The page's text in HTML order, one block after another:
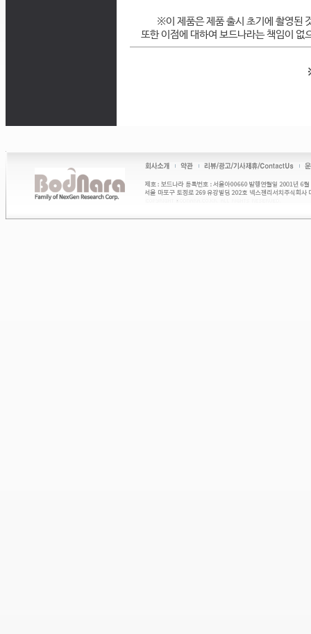
※이 제품은 제품 출시 초기에 촬영된
또한 이점에 대하여 보드나라는 책임이 없